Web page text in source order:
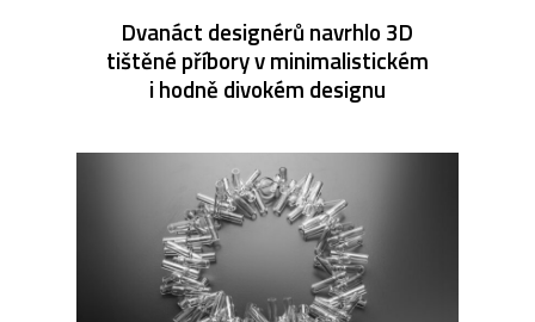
Dvanáct designérů navrhlo 3D
tištěné příbory v minimalistickém
i hodně divokém designu